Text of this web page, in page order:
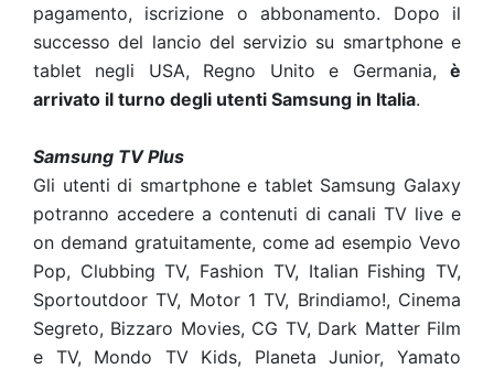
pagamento, iscrizione o abbonamento. Dopo il
successo del lancio del servizio su smartphone e
tablet negli USA, Regno Unito e Germania, è
arrivato il turno degli utenti Samsung in Italia.
Samsung TV Plus
Gli utenti di smartphone e tablet Samsung Galaxy
potranno accedere a contenuti di canali TV live e
on demand gratuitamente, come ad esempio Vevo
Pop, Clubbing TV, Fashion TV, Italian Fishing TV,
Sportoutdoor TV, Motor 1 TV, Brindiamo!, Cinema
Segreto, Bizzaro Movies, CG TV, Dark Matter Film
e TV, Mondo TV Kids, Planeta Junior, Yamato